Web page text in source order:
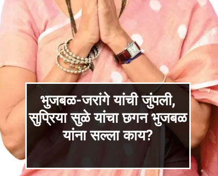
भुजबळ-जरांगे यांची जुंपली,
सुप्रिया सुळे यांचा छगन भुजबळ
यांना सल्ला काय?